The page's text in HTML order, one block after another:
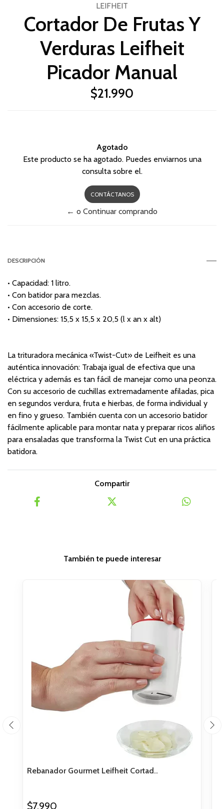
LEIFHEIT
Cortador De Frutas Y
Verduras Leifheit
Picador Manual
$21.990
Agotado
Este producto se ha agotado. Puedes enviarnos una
consulta sobre el.
CONTÁCTANOS
← o Continuar comprando
DESCRIPCIÓN
• Capacidad: 1 litro.
• Con batidor para mezclas.
• Con accesorio de corte.
• Dimensiones: 15,5 x 15,5 x 20,5 (l x an x alt)
La trituradora mecánica «Twist-Cut» de Leifheit es una
auténtica innovación: Trabaja igual de efectiva que una
eléctrica y además es tan fácil de manejar como una peonza.
Con su accesorio de cuchillas extremadamente afiladas, pica
en segundos verdura, fruta e hierbas, de forma individual y
en fino y grueso. También cuenta con un accesorio batidor
fácilmente aplicable para montar nata y preparar ricos aliños
para ensaladas que transforma la Twist Cut en una práctica
batidora.
Compartir
También te puede interesar
Rebanador Gourmet Leifheit Cortad..
$7.990